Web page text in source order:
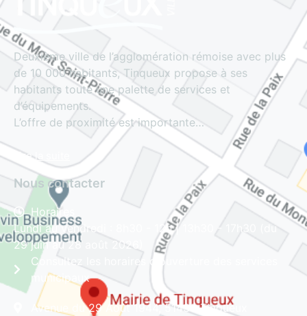
Deuxième ville de l’agglomération rémoise avec plus
de 10 000 habitants, Tinqueux propose à ses
habitants toute une palette de services et
d’équipements.
L’offre de proximité est importante…
Lire la suite
Nous contacter
Horaires
Lundi au vendredi : 8h30 - 12h | 13h30 - 17h30 (du
29 juin au 28 août 2026)
Consultez les horaires d'ouverture des services
municipaux
Avenue du 29 Août 1944, 51430 Tinqueux